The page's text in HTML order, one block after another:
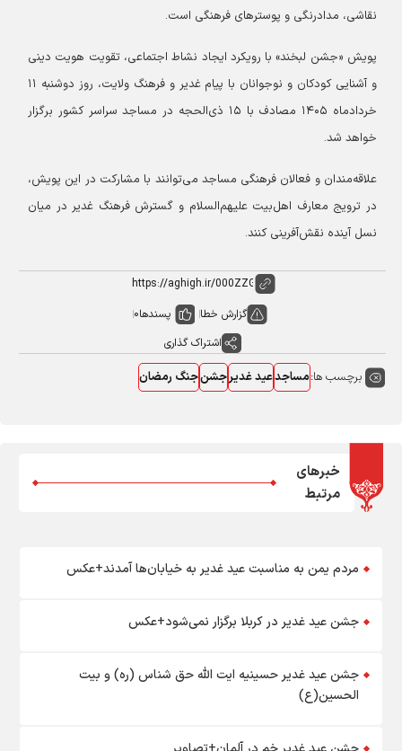
نقاشی، مدادرنگی و پوسترهای فرهنگی است.
پویش «جشن لبخند» با رویکرد ایجاد نشاط اجتماعی، تقویت هویت دینی
و آشنایی کودکان و نوجوانان با پیام غدیر و فرهنگ ولایت، روز دوشنبه ۱۱
خردادماه ۱۴۰۵ مصادف با ۱۵ ذی‌الحجه در مساجد سراسر کشور برگزار
خواهد شد.
علاقه‌مندان و فعالان فرهنگی مساجد می‌توانند با مشارکت در این پویش،
در ترویج معارف اهل‌بیت علیهم‌السلام و گسترش فرهنگ غدیر در میان
نسل آینده نقش‌آفرینی کنند.
گزارش خطا پسندها0
اشتراک گذاری
برچسب ها:مساجدعید غدیرجشنجنگ رمضان
خبرهای
مرتبط
مردم یمن به مناسبت عید غدیر به خیابان‌ها آمدند+عکس
جشن عید غدیر در کربلا برگزار نمی‌شود+عکس
جشن عید غدیر حسينيه ايت الله حق شناس (ره) و بيت
الحسين(ع)